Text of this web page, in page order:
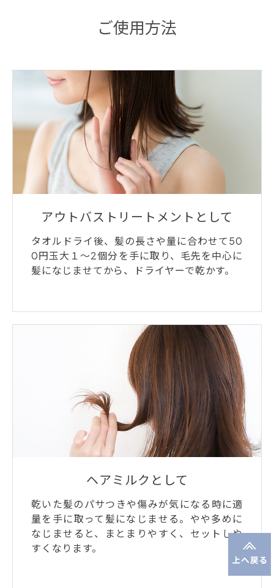
ご使用方法
アウトバストリートメントとして
タオルドライ後、髪の長さや量に合わせて50
0円玉大１～2個分を手に取り、毛先を中心に
髪になじませてから、ドライヤーで乾かす。
ヘアミルクとして
乾いた髪のパサつきや傷みが気になる時に適
量を手に取って髪になじませる。やや多めに
なじませると、まとまりやすく、セットしや
すくなります。